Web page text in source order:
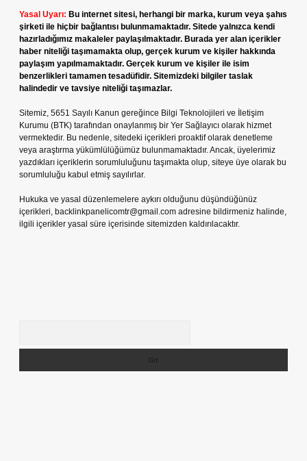
Yasal Uyarı: Bu internet sitesi, herhangi bir marka, kurum veya şahıs
şirketi ile hiçbir bağlantısı bulunmamaktadır. Sitede yalnızca kendi
hazırladığımız makaleler paylaşılmaktadır. Burada yer alan içerikler
haber niteliği taşımamakta olup, gerçek kurum ve kişiler hakkında
paylaşım yapılmamaktadır. Gerçek kurum ve kişiler ile isim
benzerlikleri tamamen tesadüfidir. Sitemizdeki bilgiler taslak
halindedir ve tavsiye niteliği taşımazlar.
Sitemiz, 5651 Sayılı Kanun gereğince Bilgi Teknolojileri ve İletişim
Kurumu (BTK) tarafından onaylanmış bir Yer Sağlayıcı olarak hizmet
vermektedir. Bu nedenle, sitedeki içerikleri proaktif olarak denetleme
veya araştırma yükümlülüğümüz bulunmamaktadır. Ancak, üyelerimiz
yazdıkları içeriklerin sorumluluğunu taşımakta olup, siteye üye olarak bu
sorumluluğu kabul etmiş sayılırlar.
Hukuka ve yasal düzenlemelere aykırı olduğunu düşündüğünüz
içerikleri, backlinkpanelicomtr@gmail.com adresine bildirmeniz halinde,
ilgili içerikler yasal süre içerisinde sitemizden kaldırılacaktır.